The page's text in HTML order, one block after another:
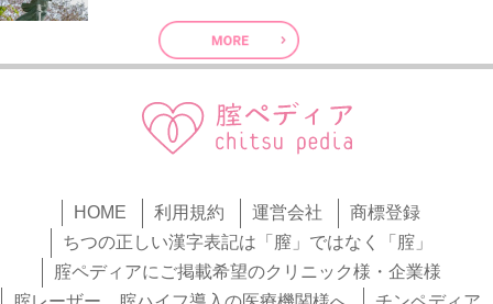
HOME 利用規約 運営会社
商標登録
ちつの正しい漢字表記は「膣」ではなく「腟」
腟ペディアにご掲載希望のクリニック様・企業様